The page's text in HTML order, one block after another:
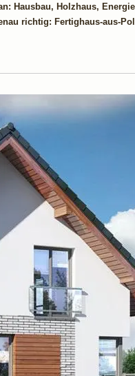
Hausbau, Holzhaus,
richtig: Fertighaus-aus-